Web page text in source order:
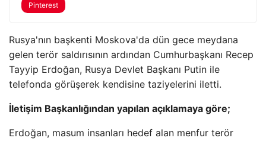
Pinterest
Rusya'nın başkenti Moskova'da dün gece meydana
gelen terör saldırısının ardından Cumhurbaşkanı Recep
Tayyip Erdoğan, Rusya Devlet Başkanı Putin ile
telefonda görüşerek kendisine taziyelerini iletti.
İletişim Başkanlığından yapılan açıklamaya göre;
Erdoğan, masum insanları hedef alan menfur terör